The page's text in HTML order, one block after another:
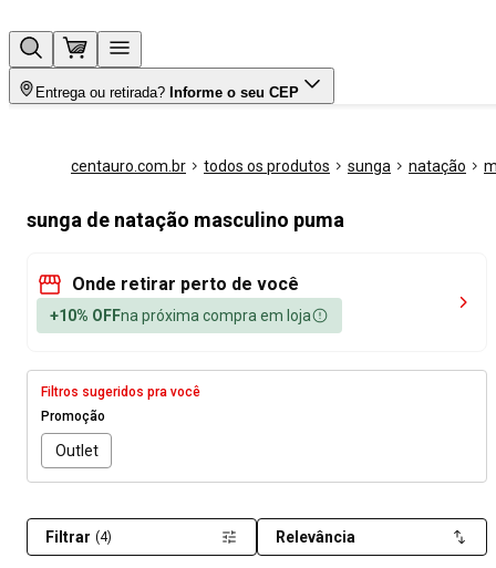
Entrega ou retirada? Informe o seu CEP
centauro.com.br todos os produtos sunga natação
sunga de natação masculino puma
Onde retirar perto de você
+10% OFFna próxima compra em loja
Filtros sugeridos pra você
Promoção
Outlet
Filtrar (4) Relevância